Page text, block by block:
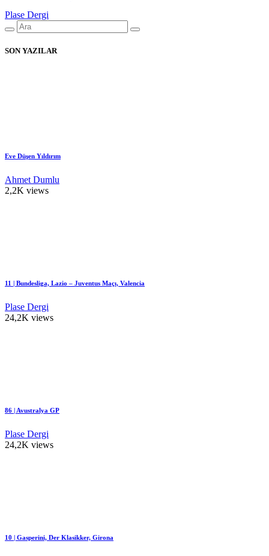
Plase Dergi
SON YAZILAR
Eve Düşen Yıldırım
Ahmet Dumlu
2,2K views
11 | Bundesliga, Lazio – Juventus Maçı, Valencia
Plase Dergi
24,2K views
86 | Avustralya GP
Plase Dergi
24,2K views
10 | Gasperini, Der Klasikker, Girona